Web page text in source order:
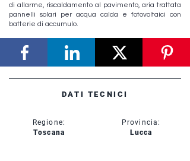
di allarme, riscaldamento al pavimento, aria trattata
pannelli solari per acqua calda e fotovoltaici con
batterie di accumulo.
DATI TECNICI
Regione:
Toscana
Provincia:
Lucca